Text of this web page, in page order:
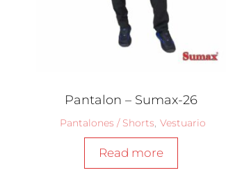
Pantalon – Sumax-26
Pantalones / Shorts Vestuario
Read more